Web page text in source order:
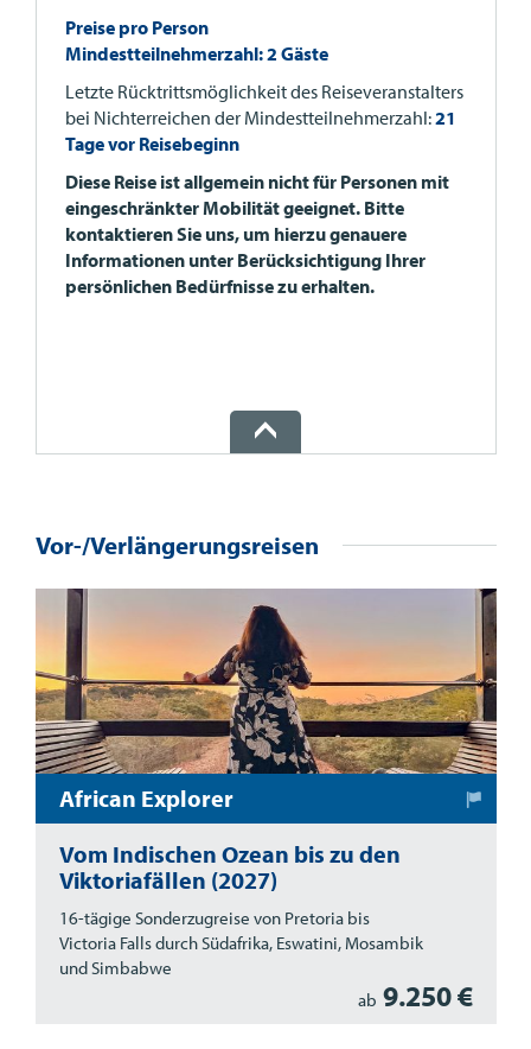
Preise pro Person
Mindestteilnehmerzahl: 2 Gäste
Letzte Rücktrittsmöglichkeit des Reiseveranstalters
bei Nichterreichen der Mindestteilnehmerzahl:21
Tage vor Reisebeginn
Diese Reise ist allgemein nicht für Personen mit
eingeschränkter Mobilität geeignet. Bitte
kontaktieren Sie uns, um hierzu genauere
Informationen unter Berücksichtigung Ihrer
persönlichen Bedürfnisse zu erhalten.
Vor-/Verlängerungsreisen
African Explorer
Vom Indischen Ozean bis zu den
Viktoriafällen (2027)
16-tägige Sonderzugreise von Pretoria bis
Victoria Falls durch Südafrika, Eswatini, Mosambik
und Simbabwe
ab 9.250 €